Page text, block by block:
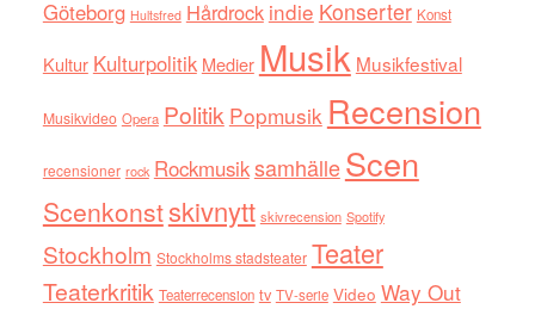
Göteborg Hultsfred Hårdrock indie Konserter Konst
Kultur Kulturpolitik Medier Musik Musikfestival
Musikvideo Opera Politik Popmusik Recension
recensioner rock RockmusiksamhälleScen
Scenkonstskivnytt skivrecension Spotify
Stockholm Stockholms stadsteater Teater
Teaterkritik Teaterrecension tv TV-serie Video Way Out